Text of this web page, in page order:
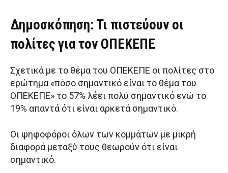
Δημοσκόπηση: Τι πιστεύουν οι
πολίτες για τον ΟΠΕΚΕΠΕ
Σχετικά με το θέμα του ΟΠΕΚΕΠΕ οι πολίτες στο
ερώτημα «πόσο σημαντικό είναι το θέμα του
ΟΠΕΚΕΠΕ» το 57% λέει πολύ σημαντικό ενώ το
19% απαντά ότι είναι αρκετά σημαντικό.
Οι ψηφοφόροι όλων των κομμάτων με μικρή
διαφορά μεταξύ τους θεωρούν ότι είναι
σημαντικό.